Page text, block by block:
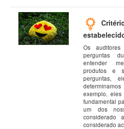
Os auditores
perguntas
entender
produtos e
perguntas,
exemplo,
fundamental
um dos
considerado